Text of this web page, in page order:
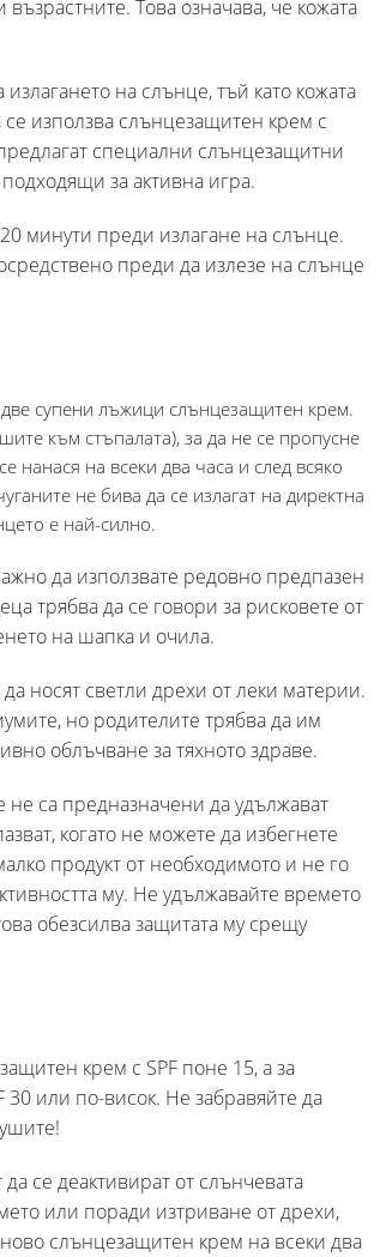
Това означава, че кожата
на слънце, тъй като кожата
използва слънцезащитен крем с
специални слънцезащитни
за активна игра.
минути преди излагане на слънце.
преди да излезе на слънце
супени лъжици слънцезащитен крем.
към стъпалата), за да не се пропусне
нанася на всеки два часа и след всяко
не бива да се излагат на директна
е най-силно.
да използвате редовно предпазен
трябва да се говори за рисковете от
на шапка и очила.
носят светли дрехи от леки материи.
но родителите трябва да им
облъчване за тяхното здраве.
са предназначени да удължават
когато не можете да избегнете
продукт от необходимото и не го
му. Не удължавайте времето
обезсилва защитата му срещу
крем с SPF поне 15, а за
или по-висок. Не забравяйте да
се деактивират от слънчевата
или поради изтриване от дрехи,
слънцезащитен крем на всеки два